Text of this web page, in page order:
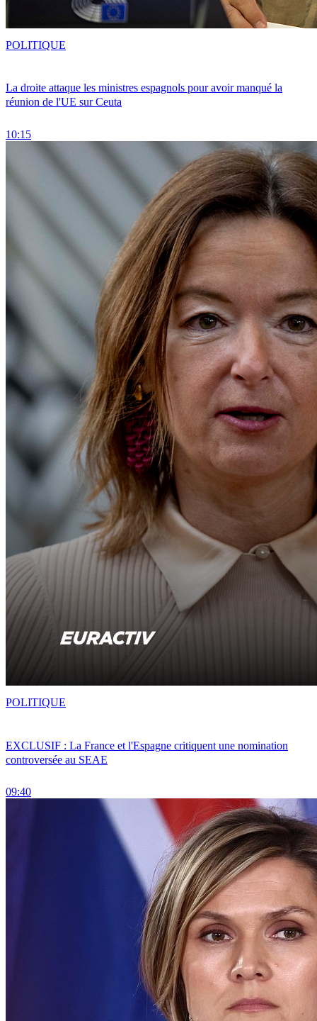
La droite attaque les ministres espagnols pour avoir manqué la
réunion de l'UE sur Ceuta
10:15
POLITIQUE
EXCLUSIF : La France et l'Espagne critiquent une nomination
controversée au SEAE
09:40
POLITIQUE